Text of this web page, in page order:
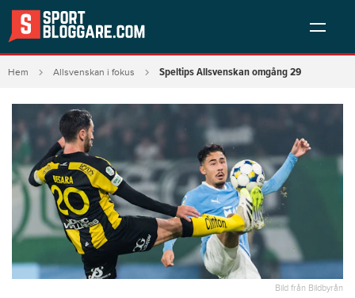
Hem Allsvenskan i fokus Speltips Allsvenskan omgång 29
Bild från Bildbyrån